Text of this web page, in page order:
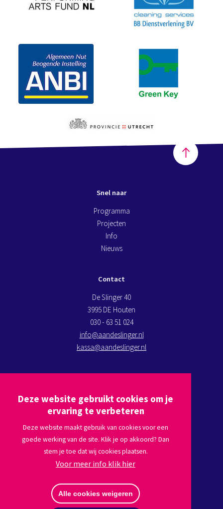
Deze website gebruikt cookies om je
ervaring te verbeteren
Deze website maakt gebruik van cookies voor een
goede werking van de site. Klik je op akkoord? Dan
stem je toe dat wij cookies plaatsen.
Voor meer info klik hier
Alle cookies weigeren
Snel naar
Programma
Projecten
Info
Nieuws
Contact
De Slinger 40
3995 DE Houten
030 - 63 51 024
info@aandeslinger.nl
kassa@aandeslinger.nl
Plan een route via Google maps
Volg ons
Afmelden nieuwsbrief